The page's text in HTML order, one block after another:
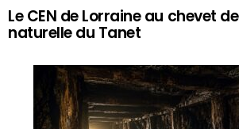
Le CEN de Lorraine au chevet
naturelle du Tanet